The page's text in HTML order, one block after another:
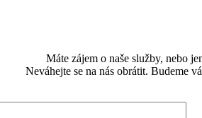
Máte zájem o naše služby, nebo
Neváhejte se na nás obrátit. Budeme